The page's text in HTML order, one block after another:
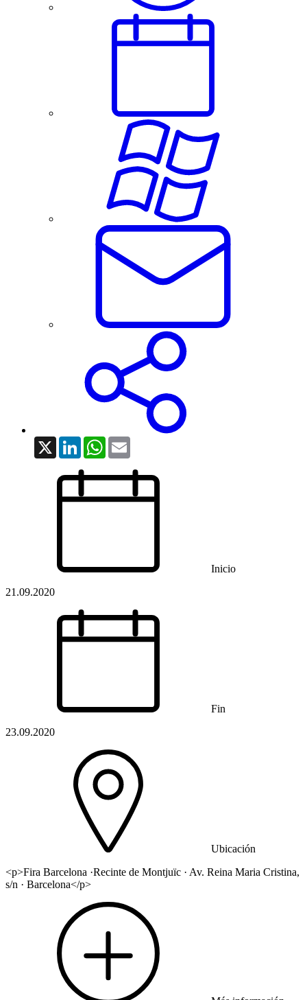
X LinkedInWhatsApp
Inicio
21.09.2020
Fin
23.09.2020
Ubicación
<p>Fira Barcelona ·Recinte de Montjuïc · Av. Reina Maria Cristina,
s/n · Barcelona</p>